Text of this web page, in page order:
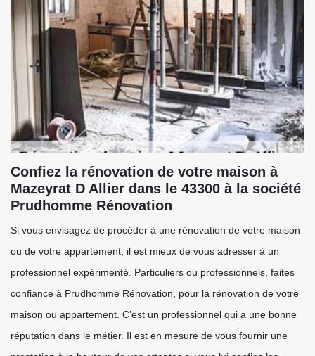
Confiez la rénovation de votre maison à
Mazeyrat D Allier dans le 43300 à la société
Prudhomme Rénovation
Si vous envisagez de procéder à une rénovation de votre maison
ou de votre appartement, il est mieux de vous adresser à un
professionnel expérimenté. Particuliers ou professionnels, faites
confiance à Prudhomme Rénovation, pour la rénovation de votre
maison ou appartement. C’est un professionnel qui a une bonne
réputation dans le métier. Il est en mesure de vous fournir une